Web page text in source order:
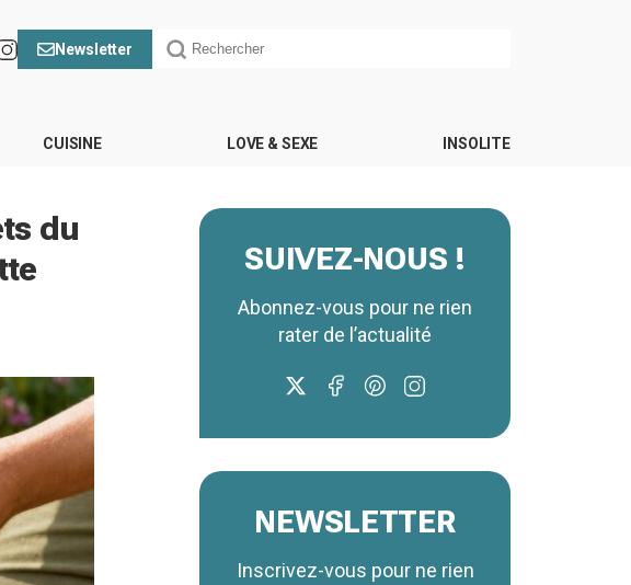
Newsletter
CUISINE LOVE & SEXE INSOLITE
du
SUIVEZ-NOUS !
Abonnez-vous pour ne rien
rater de l’actualité
NEWSLETTER
Inscrivez-vous pour ne rien